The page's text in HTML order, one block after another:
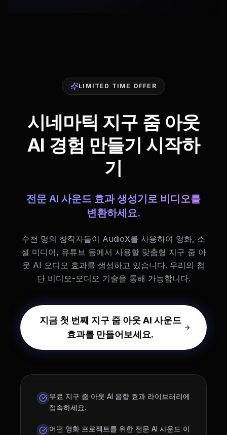
LIMITED TIME OFFER
시네마틱 지구 줌 아웃
AI 경험 만들기 시작하
기
전문 AI 사운드 효과 생성기로 비디오를
변환하세요.
수천 명의 창작자들이 AudioX를 사용하여 영화, 소
셜 미디어, 유튜브 등에서 사용할 맞춤형 지구 줌 아
웃 AI 오디오 효과를 생성하고 있습니다. 우리의 첨
단 비디오-오디오 기술을 통해 가능합니다.
지금 첫 번째 지구 줌 아웃 AI 사운드
효과를 만들어보세요.
무료 지구 줌 아웃 AI 음향 효과 라이브러리에
접속하세요.
어떤 영화 프로젝트를 위한 전문 AI 사운드 이